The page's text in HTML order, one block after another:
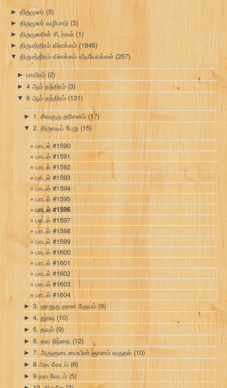
► திருமூலர் (5)
► திருமூலர் வழிபாடு (3)
► திருமூலரின் சீடர்கள் (1)
► திருமந்திரம் விளக்கம்(1846)
▼ திருமந்திரம் விளக்கம் வீடியோக்கள் (257)
► பாயிரம் (2)
► 4 ஆம் தந்திரம் (3)
▼ 6 ஆம் தந்திரம் (131)
► 1. சிவகுரு தரிசனம் (17)
▼ 2. திருவடிப் பேறு (15)
பாடல் #1590
பாடல் #1591
பாடல் #1592
பாடல் #1593
பாடல் #1594
பாடல் #1595
பாடல் #1596
பாடல் #1597
பாடல் #1598
பாடல் #1599
பாடல் #1600
பாடல் #1601
பாடல் #1602
பாடல் #1603
பாடல் #1604
► 3. ஞாதுரு ஞான ஞேயம் (9)
► 4. துறவு (10)
► 5. தவம் (9)
► 6. தவ நிந்தை (12)
► 7. அருளுடைமையின் ஞானம் வருதல் (10)
► 8 அவ வேடம் (6)
► 9 தவ வேடம் (5)